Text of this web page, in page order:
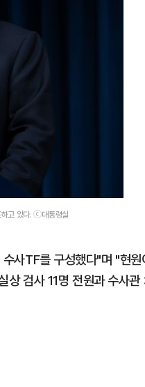
하고 있다. ⓒ대통령실
사TF를 구성했다"며 "현원
상 검사 11명 전원과 수사